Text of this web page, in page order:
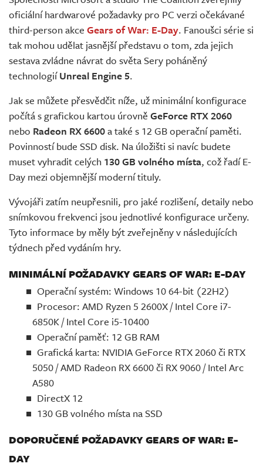
Živě
oficiální hardwarové požadavky pro PC verzi očekávané
third-person akce Gears of War: E-Day. Fanoušci série si
tak mohou udělat jasnější představu o tom, zda jejich
sestava zvládne návrat do světa Sery poháněný
technologiíUnreal Engine 5.
Jak se můžete přesvědčit níže, už minimální konfigurace
počítá s grafickou kartou úrovně GeForce RTX 2060
nebo Radeon RX 6600a také s 12 GB operační paměti.
Povinností bude SSD disk. Na úložišti si navíc budete
muset vyhradit celých 130 GB volného místa, což řadí E-
Day mezi objemnější moderní tituly.
Vývojáři zatím neupřesnili, pro jaké rozlišení, detaily nebo
snímkovou frekvenci jsou jednotlivé konfigurace určeny.
Tyto informace by měly být zveřejněny v následujících
týdnech před vydáním hry.
MINIMÁLNÍ POŽADAVKY GEARS OF WAR: E-DAY
Operační systém: Windows 10 64-bit (22H2)
Procesor: AMD Ryzen 5 2600X / Intel Core i7-
6850K / Intel Core i5-10400
Operační paměť: 12 GB RAM
Grafická karta: NVIDIA GeForce RTX 2060 či RTX
5050 / AMD Radeon RX 6600 či RX 9060 / Intel Arc
A580
DirectX 12
130 GB volného místa na SSD
DOPORUČENÉ POŽADAVKY GEARS OF WAR: E-
DAY